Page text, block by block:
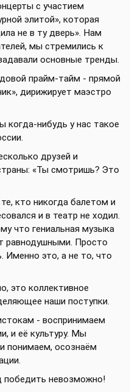
с участием
элитой», которая
не в ту дверь». Нам
мы стремились к
основные тренды.
прайм-тайм - прямой
дирижирует маэстро
нибудь у нас такое
друзей и
«Ты смотришь? Это
кто никогда балетом и
и в театр не ходил.
что гениальная музыка
равнодушными. Просто
Именно это, а не то, что
это коллективное
наши поступки.
- воспринимаем
и её культуру. Мы
понимаем, осознаём
победить невозможно!